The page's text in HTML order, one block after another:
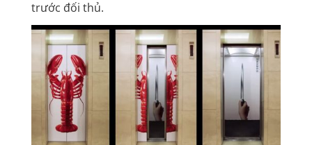
trước đối thủ.